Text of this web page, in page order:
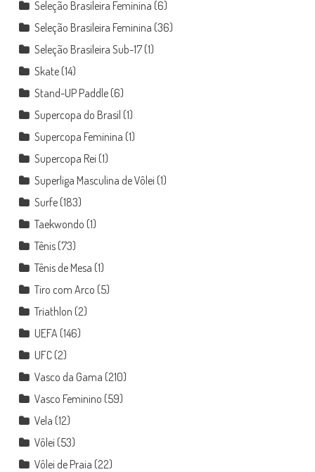
Seleção Brasileira Feminina (6)
Seleção Brasileira Feminina (36)
Seleção Brasileira Sub-17(1)
Skate(14)
Stand-UP Paddle(6)
Supercopa do Brasil (1)
Supercopa Feminina (1)
Supercopa Rei (1)
Superliga Masculina de Vôlei (1)
Surfe(183)
Taekwondo (1)
Tênis(73)
Tênis de Mesa (1)
Tiro com Arco (5)
Triathlon (2)
UEFA(146)
UFC(2)
Vasco da Gama (210)
Vasco Feminino (59)
Vela (12)
Vôlei (53)
Vôlei de Praia (22)